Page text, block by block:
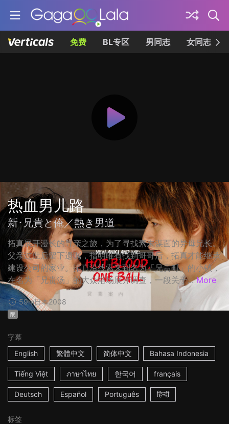
免费 BL专区 男同志 女同志
热血男儿路
新･兄貴と俺／熱き男道
拓真展开漫长的寻亲之旅，为了寻找素未谋面的异母兄长。
父亲过世后留下遗嘱，指明唯有找到哥哥后，拓真才能继承
建设公司的家业。拓真沿线索来到名为「兄贵町」的小镇，
在名为「兄贵汤」的大众浴场展开调查，一段关于... More
59m日本2008
限
字幕
English
繁體中文 简体中文 Bahasa Indonesia
Tiếng Việt ภาษาไทย 한국어 français
Deutsch Español Português हिन्दी
标签